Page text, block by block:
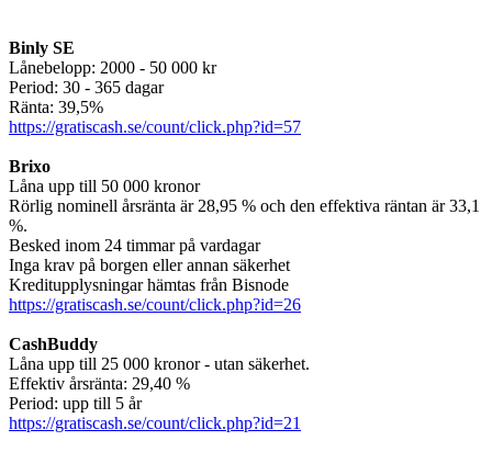
Binly SE
Lånebelopp: 2000 - 50 000 kr
Period: 30 - 365 dagar
Ränta: 39,5%
https://gratiscash.se/count/click.php?id=57
Brixo
Låna upp till 50 000 kronor
Rörlig nominell årsränta är 28,95 % och den effektiva räntan är 33,1
%.
Besked inom 24 timmar på vardagar
Inga krav på borgen eller annan säkerhet
Kreditupplysningar hämtas från Bisnode
https://gratiscash.se/count/click.php?id=26
CashBuddy
Låna upp till 25 000 kronor - utan säkerhet.
Effektiv årsränta: 29,40 %
Period: upp till 5 år
https://gratiscash.se/count/click.php?id=21